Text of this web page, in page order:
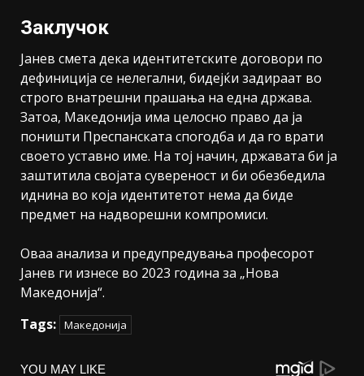
Заклучок
Јанев смета дека идентитетските договори по
дефиниција се нелегални, бидејќи задираат во
строго внатрешни прашања на една држава.
Затоа, Македонија има целосно право да ја
поништи Преспанската спогодба и да го врати
своето уставно име. На тој начин, државата би ја
заштитила својата сувереност и би обезбедила
иднина во која идентитетот нема да биде
предмет на надворешни компромиси.
Оваа анализа и предупредувања професорот
Јанев ги изнесе во 2023 година за „Нова
Македонија“.
Tags: Македонија